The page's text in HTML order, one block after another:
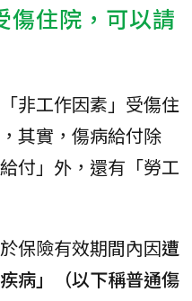
傷住院，可以請
非工作因素」受傷住
其實，傷病給付除
付」外，還有「勞工
保險有效期間內因遭
病」（以下稱普通傷